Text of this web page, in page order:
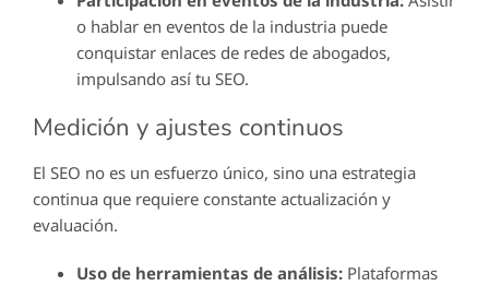
o hablar en eventos de la industria puede
conquistar enlaces de redes de abogados,
impulsando así tu SEO.
Medición y ajustes continuos
El SEO no es un esfuerzo único, sino una estrategia
continua que requiere constante actualización y
evaluación.
Uso de herramientas de análisis: Plataformas